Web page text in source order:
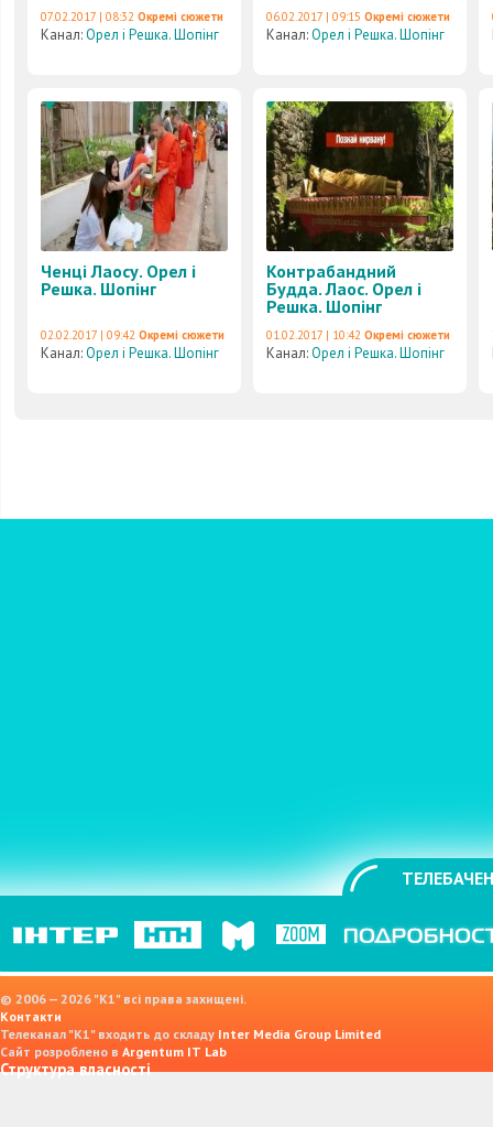
07.02.2017 | 08:32 Окремі сюжети
Канал:Орел і Решка. Шопінг
06.02.2017 | 09:15 Окремі сюжети
Канал:Орел і Решка. Шопінг
Ченці Лаосу. Орел і
Решка. Шопінг
02.02.2017 | 09:42 Окремі сюжети
Канал:Орел і Решка. Шопінг
Контрабандний
Будда. Лаос. Орел і
Решка. Шопінг
01.02.2017 | 10:42 Окремі сюжети
Канал:Орел і Решка. Шопінг
© 2006 — 2026 "K1" всі права захищені.
Контакти
Телеканал "К1" входить до складу Inter Media Group Limited
Сайт розроблено в Argentum IT Lab
Структура власності